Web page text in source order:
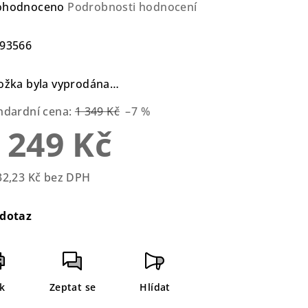
Podrobnosti hodnocení
byla vyprodána…
cena: 1 349 Kč –7 %
249 Kč
Kč bez DPH
Zeptat se Hlídat